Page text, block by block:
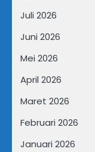
Juli 2026
Juni 2026
Mei 2026
April 2026
Maret 2026
Februari 2026
Januari 2026